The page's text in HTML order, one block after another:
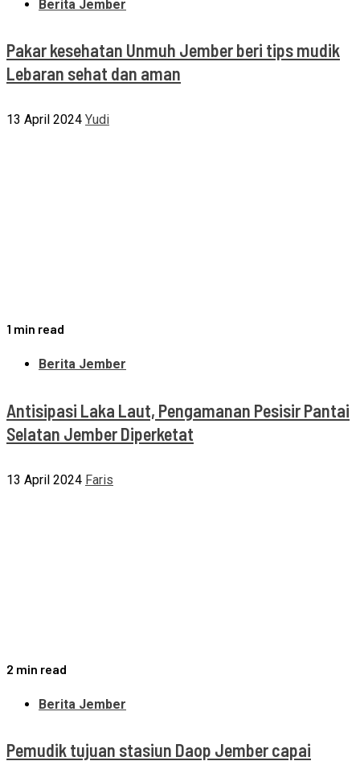
Berita Jember
Pakar kesehatan Unmuh Jember beri tips mudik
Lebaran sehat dan aman
13 April 2024 Yudi
1 min read
Berita Jember
Antisipasi Laka Laut, Pengamanan Pesisir Pantai
Selatan Jember Diperketat
13 April 2024 Faris
2 min read
Berita Jember
Pemudik tujuan stasiun Daop Jember capai